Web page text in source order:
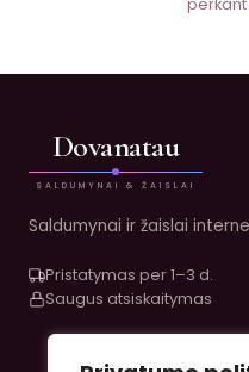
Dovanatau
SALDUMYNAI & ŽAISLAI
Saldumynai ir žaislai
Pristatymas per 1–3 d.
Saugus atsiskaitymas